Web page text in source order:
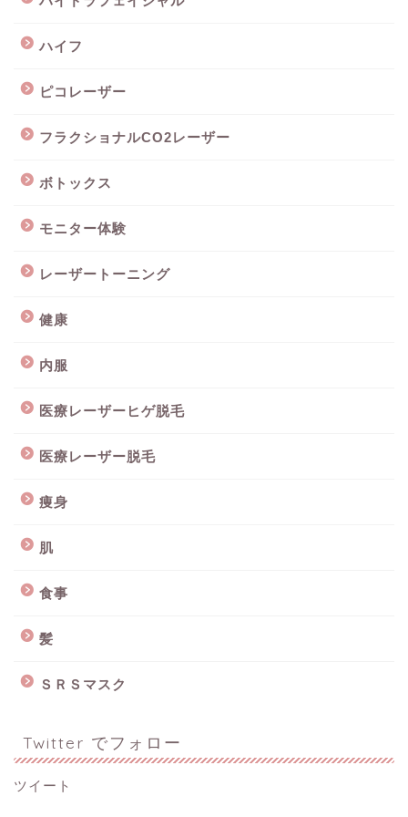
ハイフ
ピコレーザー
フラクショナルCO2レーザー
ボトックス
モニター体験
レーザートーニング
健康
内服
医療レーザーヒゲ脱毛
医療レーザー脱毛
痩身
肌
食事
髪
ＳＲＳマスク
Twitter でフォロー
ツイート